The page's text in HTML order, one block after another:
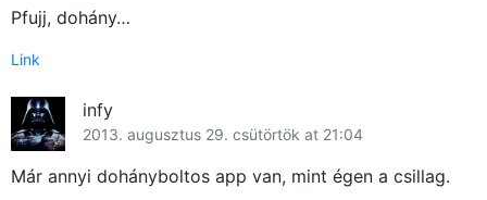
Pfujj, dohány…
Link
infy
2013. augusztus 29. csütörtök at 21:04
Már annyi dohányboltos app van, mint égen a csillag.